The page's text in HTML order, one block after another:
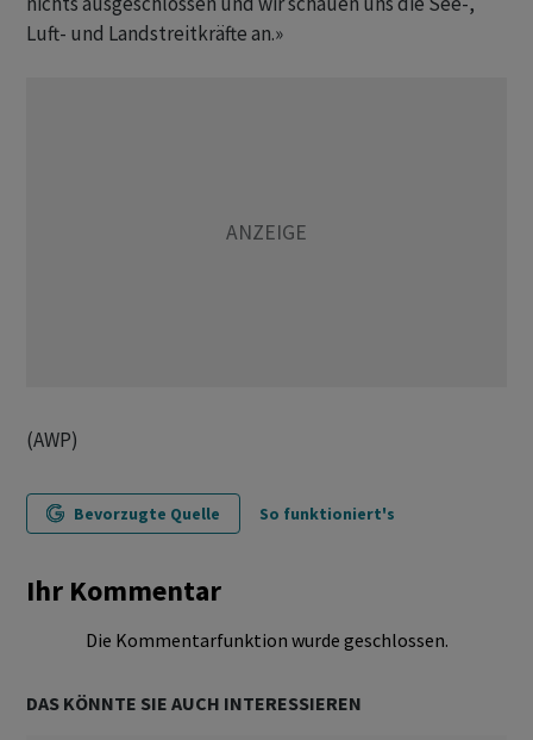
Luft- und Landstreitkräfte an.»
(AWP)
Bevorzugte Quelle So funktioniert's
Ihr Kommentar
Die Kommentarfunktion wurde geschlossen.
DAS KÖNNTE SIE AUCH INTERESSIEREN